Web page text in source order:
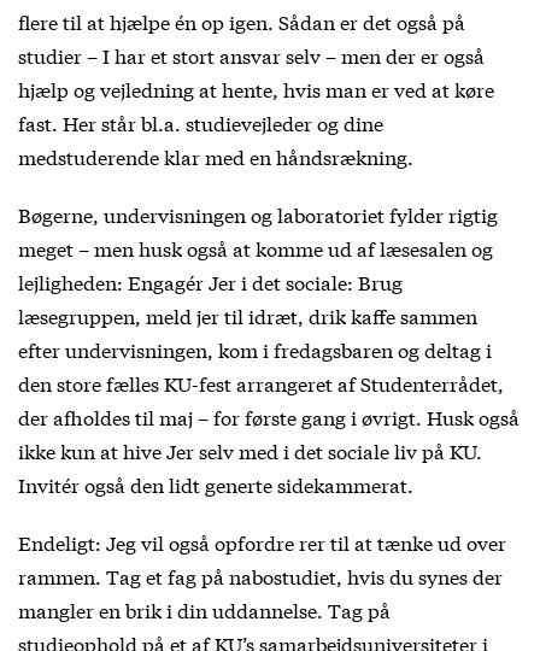
flere til at hjælpe én op igen. Sådan er det også på
studier – I har et stort ansvar selv – men der er også
hjælp og vejledning at hente, hvis man er ved at køre
fast. Her står bl.a. studievejleder og dine
medstuderende klar med en håndsrækning.
Bøgerne, undervisningen og laboratoriet fylder rigtig
meget – men husk også at komme ud af læsesalen og
lejligheden: Engagér Jer i det sociale: Brug
læsegruppen, meld jer til idræt, drik kaffe sammen
efter undervisningen, kom i fredagsbaren og deltag i
den store fælles KU-fest arrangeret af Studenterrådet,
der afholdes til maj – for første gang i øvrigt. Husk også
ikke kun at hive Jer selv med i det sociale liv på KU.
Invitér også den lidt generte sidekammerat.
Endeligt: Jeg vil også opfordre rer til at tænke ud over
rammen. Tag et fag på nabostudiet, hvis du synes der
mangler en brik i din uddannelse. Tag på
studieophold på et af KU’s samarbejdsuniversiteter i